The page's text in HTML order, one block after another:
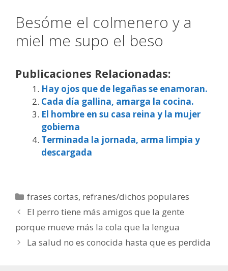
Besóme el colmenero y a
miel me supo el beso
Publicaciones Relacionadas:
Hay ojos que de legañas se enamoran.
Cada día gallina, amarga la cocina.
El hombre en su casa reina y la mujer
gobierna
Terminada la jornada, arma limpia y
descargada
Categorías
frases cortas, refranes/dichos populares
El perro tiene más amigos que la gente
porque mueve más la cola que la lengua
La salud no es conocida hasta que es perdida